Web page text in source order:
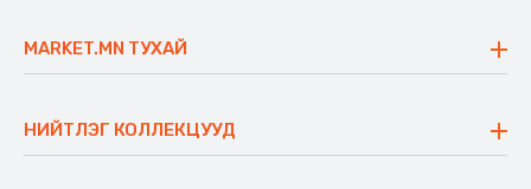
MARKET.MN ТУХАЙ
Үнэт зүйлс
Ажлын байр
НИЙТЛЭГ КОЛЛЕКЦУУД